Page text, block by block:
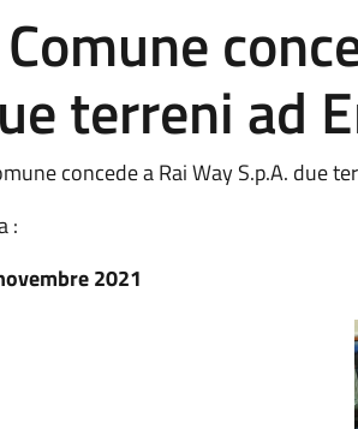
terreni ad
concede a Rai Way S.p.A. due
:
2021